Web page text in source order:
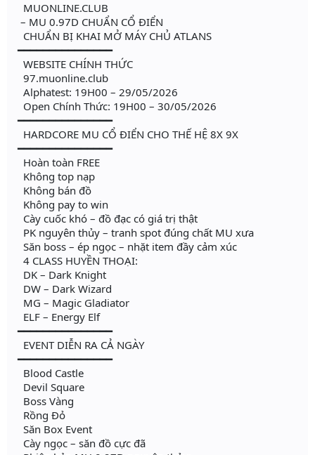
MUONLINE.CLUB
– MU 0.97D CHUẨN CỔ ĐIỂN
CHUẨN BỊ KHAI MỞ MÁY CHỦ ATLANS
━━━━━━━━━━━━━━━
WEBSITE CHÍNH THỨC
97.muonline.club
Alphatest: 19H00 – 29/05/2026
Open Chính Thức: 19H00 – 30/05/2026
━━━━━━━━━━━━━━━
HARDCORE MU CỔ ĐIỂN CHO THẾ HỆ 8X 9X
━━━━━━━━━━━━━━━
Hoàn toàn FREE
Không top nạp
Không bán đồ
Không pay to win
Cày cuốc khó – đồ đạc có giá trị thật
PK nguyên thủy – tranh spot đúng chất MU xưa
Săn boss – ép ngọc – nhặt item đầy cảm xúc
4 CLASS HUYỀN THOẠI:
DK – Dark Knight
DW – Dark Wizard
MG – Magic Gladiator
ELF – Energy Elf
━━━━━━━━━━━━━━━
EVENT DIỄN RA CẢ NGÀY
━━━━━━━━━━━━━━━
Blood Castle
Devil Square
Boss Vàng
Rồng Đỏ
Săn Box Event
Cày ngọc – săn đồ cực đã